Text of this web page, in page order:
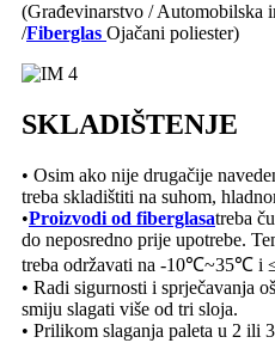
(Građevinarstvo / Automobilska
/Fiberglas Ojačani poliester)
SKLADIŠTENJE
• Osim ako nije drugačije
treba skladištiti na suhom,
•Proizvodi od fiberglasatreba
do neposredno prije upotrebe.
treba održavati na -10℃~35℃ i
• Radi sigurnosti i sprječavanja
smiju slagati više od tri sloja.
• Prilikom slaganja paleta u 2 ili